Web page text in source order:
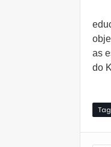
as
do